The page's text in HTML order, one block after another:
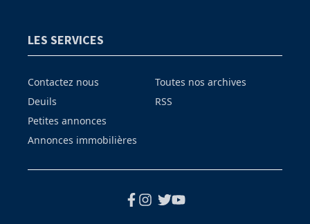
LES SERVICES
Contactez nous
Deuils
Petites annonces
Annonces immobilières
Toutes nos archives
RSS